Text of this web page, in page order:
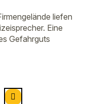
liefen
Eine
Gefahrguts